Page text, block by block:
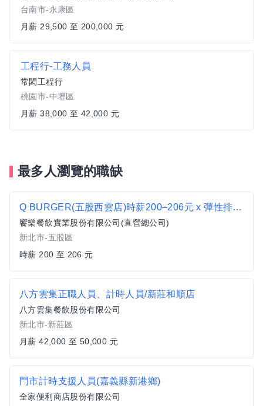
台南市-永康區
月薪 29,500 至 200,000 元
工程行-工務人員
常閎工程行
桃園市-中壢區
月薪 38,000 至 42,000 元
最多人瀏覽的職缺
Q BURGER(五股西雲店)時薪200–206元 x 彈性排班 x 雙週發薪快又讚
饗樂餐飲實業股份有限公司(直營總公司)
新北市-五股區
時薪 200 至 206 元
八方雲集正職人員、計時人員/新莊和順店
八方雲集餐飲股份有限公司
新北市-新莊區
月薪 42,000 至 50,000 元
門市計時支援人員(嘉義縣新港鄉)
全家便利商店股份有限公司